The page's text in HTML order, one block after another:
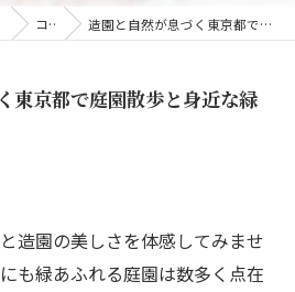
コラム 造園と自然が息づく東京都で庭園散歩と身近な緑を楽しむ方法
東京都で庭園散歩と身近な緑
造園の美しさを体感してみませ
も緑あふれる庭園は数多く点在